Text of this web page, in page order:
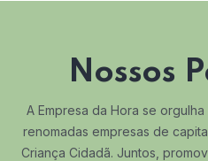
Nossos
A Empresa da Hora se
renomadas empresas de
Criança Cidadã. Juntos,